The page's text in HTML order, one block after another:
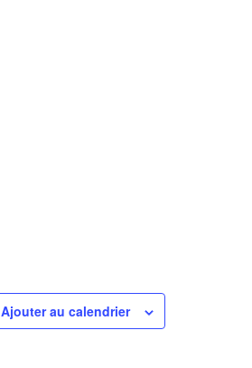
Ajouter au calendrier